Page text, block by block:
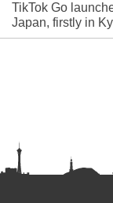
TikTok Go
Japan, firstly in